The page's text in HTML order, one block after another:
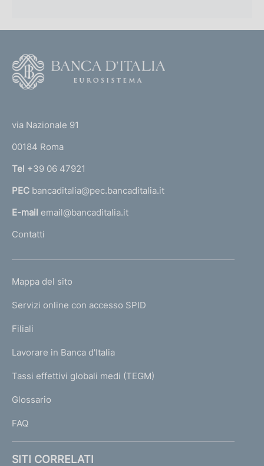
r
n
a
l
'
m
e
a
g
via Nazionale 91
00184 Roma
Tel +39 06 47921
PEC bancaditalia@pec.bancaditalia.it
E-mail email@bancaditalia.it
Contatti
L
N
K
T
I
I
Mappa del sito
Servizi online con accesso SPID
Filiali
Lavorare in Banca d'Italia
Tassi effettivi globali medi (TEGM)
Glossario
FAQ
SITI CORRELATI